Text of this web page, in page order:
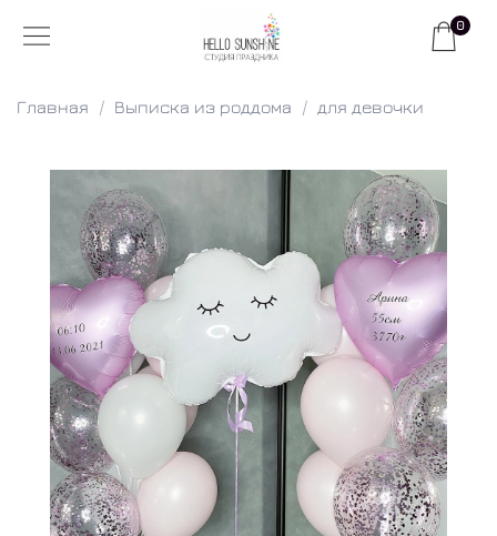
0
Главная Выписка из роддома для девочки